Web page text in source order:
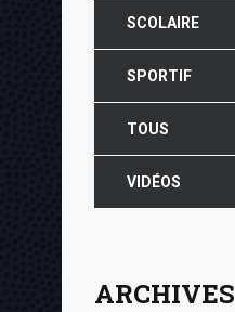
SCOLAIRE
SPORTIF
TOUS
VIDÉOS
ARCHIVES